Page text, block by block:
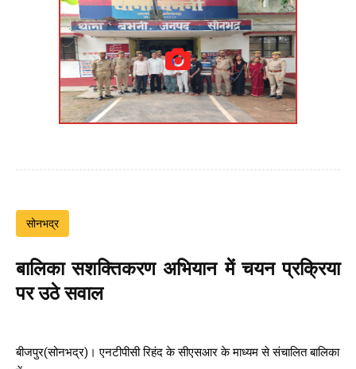
सोनभद्र
बालिका सशक्तिकरण अभियान में चयन प्रक्रिया
पर उठे सवाल
बीजपुर(सोनभद्र)। एनटीपीसी रिहंद के सीएसआर के माध्यम से संचालित बालिका